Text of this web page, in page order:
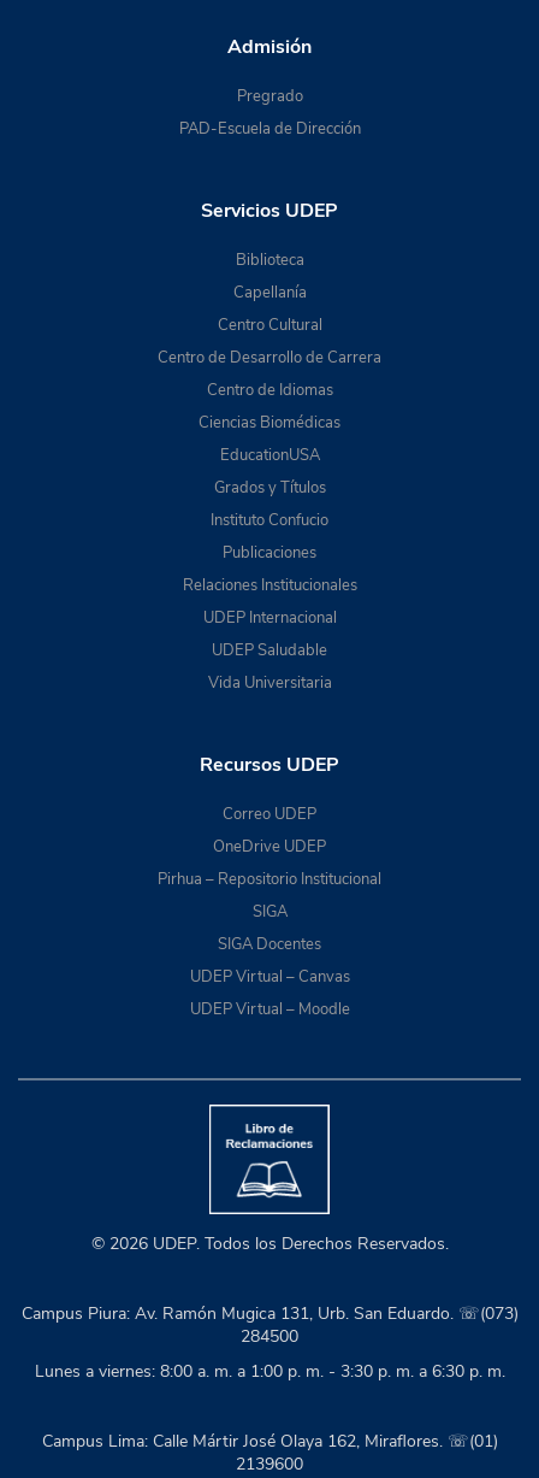
Admisión
Pregrado
PAD-Escuela de Dirección
Servicios UDEP
Biblioteca
Capellanía
Centro Cultural
Centro de Desarrollo de Carrera
Centro de Idiomas
Ciencias Biomédicas
EducationUSA
Grados y Títulos
Instituto Confucio
Publicaciones
Relaciones Institucionales
UDEP Internacional
UDEP Saludable
Vida Universitaria
Recursos UDEP
Correo UDEP
OneDrive UDEP
Pirhua – Repositorio Institucional
SIGA
SIGA Docentes
UDEP Virtual – Canvas
UDEP Virtual – Moodle
© 2026 UDEP. Todos los Derechos Reservados.
Campus Piura: Av. Ramón Mugica 131, Urb. San Eduardo. ☏(073)
284500
Lunes a viernes: 8:00 a. m. a 1:00 p. m. - 3:30 p. m. a 6:30 p. m.
Campus Lima: Calle Mártir José Olaya 162, Miraflores. ☏(01)
2139600